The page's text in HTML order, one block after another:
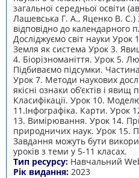
загальної середньої освіти
Лашевська Г. А., Яценко В. С.)
відповідно до календарного
Досліджуємо світ науки
Земля як система Урок 3.
4. Біорізноманіття. Урок 5.
Підбиваємо підсумки.
Урок 7. Методи наукових
якісні ознаки об’єктів і
Класифікації. Урок 10.
11.Інфографіка. Карти. Урок
13. Вимірювання. Урок 14.
природничих наук. Урок 15.
Завдання можуть бути
уроків з теми у 5-11 класах.
Тип ресурсу: Навчальний
Рік видання: 2023